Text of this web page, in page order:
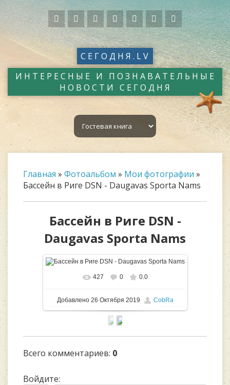
СЕГОДНЯ.LV
ИНТЕРЕСНЫЕ И ПОЗНАВАТЕЛЬНЫЕ
НОВОСТИ СЕГОДНЯ
Главная » Фотоальбом » Мои фотографии »
Бассейн в Риге DSN - Daugavas Sporta Nams
Бассейн в Риге DSN -
Daugavas Sporta Nams
В реальном размере 1600x1068
671.1Kb
427 0 0.0
Добавлено26 Октября 2019 CobRa
Всего комментариев: 0
Войдите: